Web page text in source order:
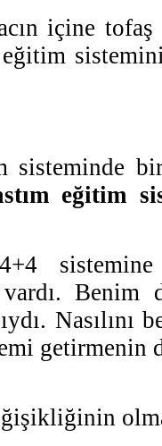
içine
sisteminde
eğitim
Benim
Nasılını
getirmenin